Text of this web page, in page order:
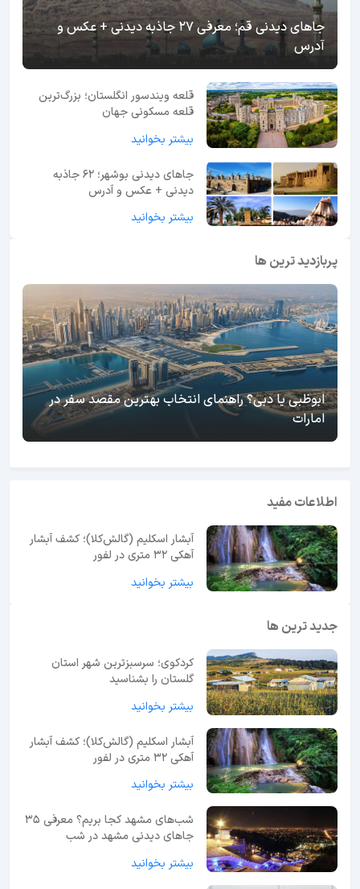
جاهای دیدنی قم؛ معرفی 27 جاذبه دیدنی + عکس و
آدرس
قلعه ویندسور انگلستان؛ بزرگ‌ترین
قلعه مسکونی جهان
بیشتر بخوانید
جاهای دیدنی بوشهر؛ 62 جاذبه
دیدنی + عکس و آدرس
بیشتر بخوانید
پربازدید ترین ها
ابوظبی یا دبی؟ راهنمای انتخاب بهترین مقصد سفر در
امارات
اطلاعات مفید
آبشار اسکلیم (گالش‌کلا)؛ کشف آبشار
آهکی ۳۲ متری در لفور
بیشتر بخوانید
جدید ترین ها
کردکوی؛ سرسبزترین شهر استان
گلستان را بشناسید
بیشتر بخوانید
آبشار اسکلیم (گالش‌کلا)؛ کشف آبشار
آهکی ۳۲ متری در لفور
بیشتر بخوانید
شب‌های مشهد کجا بریم؟ معرفی 35
جاهای دیدنی مشهد در شب
بیشتر بخوانید